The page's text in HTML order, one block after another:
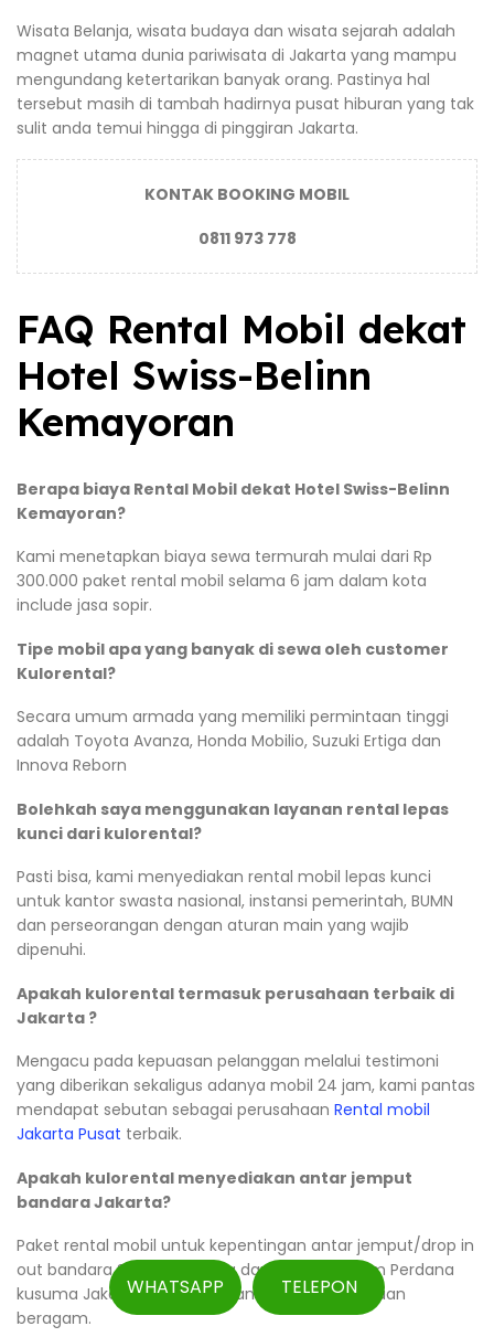
Wisata Belanja, wisata budaya dan wisata sejarah adalah
magnet utama dunia pariwisata di Jakarta yang mampu
mengundang ketertarikan banyak orang. Pastinya hal
tersebut masih di tambah hadirnya pusat hiburan yang tak
sulit anda temui hingga di pinggiran Jakarta.
KONTAK BOOKING MOBIL
0811 973 778
FAQ Rental Mobil dekat
Hotel Swiss-Belinn
Kemayoran
Berapa biaya Rental Mobil dekat Hotel Swiss-Belinn
Kemayoran?
Kami menetapkan biaya sewa termurah mulai dari Rp
300.000 paket rental mobil selama 6 jam dalam kota
include jasa sopir.
Tipe mobil apa yang banyak di sewa oleh customer
Kulorental?
Secara umum armada yang memiliki permintaan tinggi
adalah Toyota Avanza, Honda Mobilio, Suzuki Ertiga dan
Innova Reborn
Bolehkah saya menggunakan layanan rental lepas
kunci dari kulorental?
Pasti bisa, kami menyediakan rental mobil lepas kunci
untuk kantor swasta nasional, instansi pemerintah, BUMN
dan perseorangan dengan aturan main yang wajib
dipenuhi.
Apakah kulorental termasuk perusahaan terbaik di
Jakarta ?
Mengacu pada kepuasan pelanggan melalui testimoni
yang diberikan sekaligus adanya mobil 24 jam, kami pantas
mendapat sebutan sebagai perusahaan Rental mobil
Jakarta Pusat terbaik.
Apakah kulorental menyediakan antar jemput
bandara Jakarta?
Paket rental mobil untuk kepentingan antar jemput/drop in
out bandara Soekarno Hatta dan Bandara Halim Perdana
kusuma Jakarta kami sediakan dengan kendaraan
beragam.
WHATSAPP TELEPON